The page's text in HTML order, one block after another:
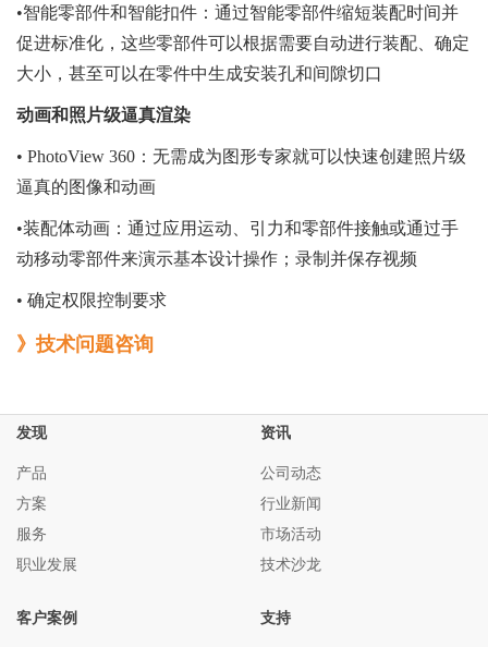
•智能零部件和智能扣件：通过智能零部件缩短装配时间并
促进标准化，这些零部件可以根据需要自动进行装配、确定
大小，甚至可以在零件中生成安装孔和间隙切口
动画和照片级逼真渲染
• PhotoView 360：无需成为图形专家就可以快速创建照片级
逼真的图像和动画
•装配体动画：通过应用运动、引力和零部件接触或通过手
动移动零部件来演示基本设计操作；录制并保存视频
• 确定权限控制要求
》技术问题咨询
发现
产品
方案
服务
职业发展
资讯
公司动态
行业新闻
市场活动
技术沙龙
客户案例 支持